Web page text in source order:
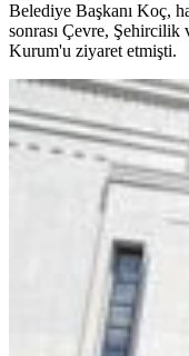
Belediye Başkanı Koç,
sonrası Çevre,
Kurum'u ziyaret etmişti.